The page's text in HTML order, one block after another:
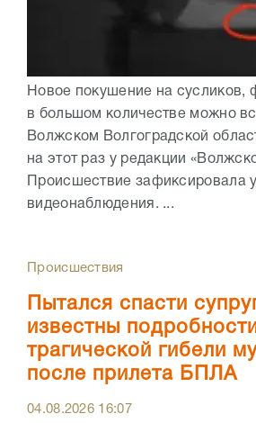
Новое покушение на сусликов,
в большом количестве можно
Волжском Волгоградской
на этот раз у редакции
Происшествие зафиксировала
видеонаблюдения. ...
Происшествия
Пытался спасти
известны подробности
трагической гибели
после прилета БПЛА
04.08.2026 16:07